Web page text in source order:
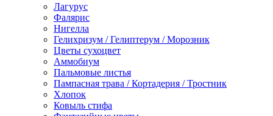
Лагурус
Фалярис
Нигелла
Гелихризум / Гелиптерум / Морозник
Цветы сухоцвет
Аммобиум
Пальмовые листья
Пампасная трава / Кортадерия / Тростник
Хлопок
Ковыль стифа